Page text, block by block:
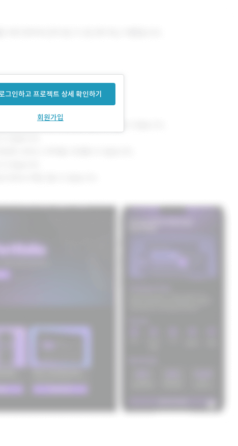
그인하고 프로젝트 상세 확인하기
회원가입